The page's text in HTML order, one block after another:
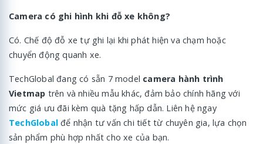
Camera có ghi hình khi đỗ xe không?
Có. Chế độ đỗ xe tự ghi lại khi phát hiện va chạm hoặc
chuyển động quanh xe.
TechGlobal đang có sẵn 7 model camera hành trình
Vietmap trên và nhiều mẫu khác, đảm bảo chính hãng với
mức giá ưu đãi kèm quà tặng hấp dẫn. Liên hệ ngay
TechGlobal để nhận tư vấn chi tiết từ chuyên gia, lựa chọn
sản phẩm phù hợp nhất cho xe của bạn.